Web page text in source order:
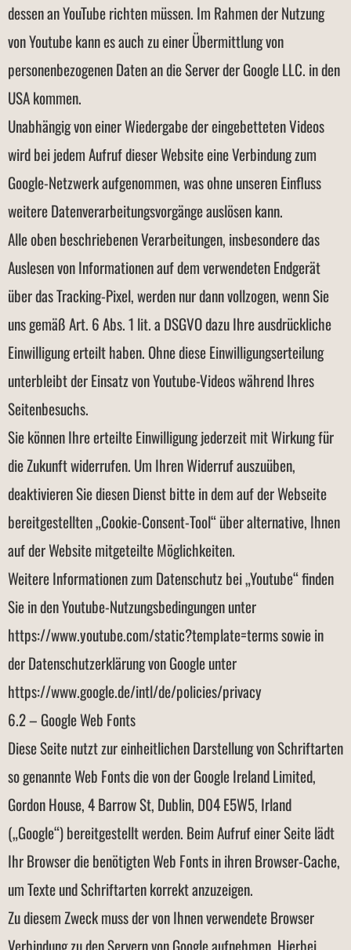
dessen an YouTube richten müssen. Im Rahmen der Nutzung
von Youtube kann es auch zu einer Übermittlung von
personenbezogenen Daten an die Server der Google LLC. in den
USA kommen.
Unabhängig von einer Wiedergabe der eingebetteten Videos
wird bei jedem Aufruf dieser Website eine Verbindung zum
Google-Netzwerk aufgenommen, was ohne unseren Einfluss
weitere Datenverarbeitungsvorgänge auslösen kann.
Alle oben beschriebenen Verarbeitungen, insbesondere das
Auslesen von Informationen auf dem verwendeten Endgerät
über das Tracking-Pixel, werden nur dann vollzogen, wenn Sie
uns gemäß Art. 6 Abs. 1 lit. a DSGVO dazu Ihre ausdrückliche
Einwilligung erteilt haben. Ohne diese Einwilligungserteilung
unterbleibt der Einsatz von Youtube-Videos während Ihres
Seitenbesuchs.
Sie können Ihre erteilte Einwilligung jederzeit mit Wirkung für
die Zukunft widerrufen. Um Ihren Widerruf auszuüben,
deaktivieren Sie diesen Dienst bitte in dem auf der Webseite
bereitgestellten „Cookie-Consent-Tool“ über alternative, Ihnen
auf der Website mitgeteilte Möglichkeiten.
Weitere Informationen zum Datenschutz bei „Youtube“ finden
Sie in den Youtube-Nutzungsbedingungen unter
https://www.youtube.com/static?template=terms sowie in
der Datenschutzerklärung von Google unter
https://www.google.de/intl/de/policies/privacy
6.2 – Google Web Fonts
Diese Seite nutzt zur einheitlichen Darstellung von Schriftarten
so genannte Web Fonts die von der Google Ireland Limited,
Gordon House, 4 Barrow St, Dublin, D04 E5W5, Irland
(„Google“) bereitgestellt werden. Beim Aufruf einer Seite lädt
Ihr Browser die benötigten Web Fonts in ihren Browser-Cache,
um Texte und Schriftarten korrekt anzuzeigen.
Zu diesem Zweck muss der von Ihnen verwendete Browser
Verbindung zu den Servern von Google aufnehmen. Hierbei